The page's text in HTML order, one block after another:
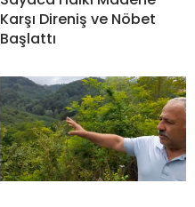
Karşı Direniş ve Nöbet
Başlattı